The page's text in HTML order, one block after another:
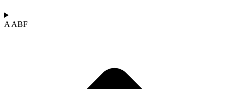
A ABF